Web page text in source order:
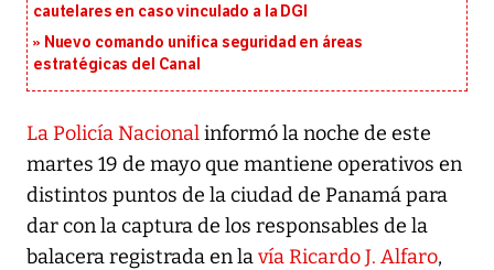
cautelares en caso vinculado a la DGI
Nuevo comando unifica seguridad en áreas
estratégicas del Canal
La Policía Nacionalinformó la noche de este
martes 19 de mayo que mantiene operativos en
distintos puntos de la ciudad de Panamá para
dar con la captura de los responsables de la
balacera registrada en lavía Ricardo J. Alfaro,